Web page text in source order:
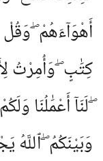
أَهْوَآءَهُمْ ۖ وَقُلْ
كِتَٰبٍ ۖ وَأُمِرْتُ
لَنَآ أَعْمَٰلُنَا
وَبَيْنَكُمُ ۖ ٱللَّهُ